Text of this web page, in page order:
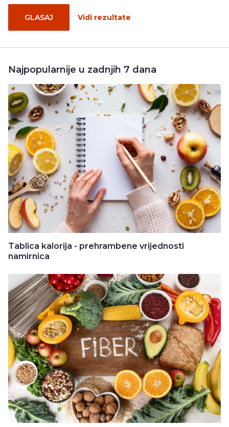
GLASAJ Vidi rezultate
Najpopularnije u zadnjih 7 dana
Tablica kalorija - prehrambene vrijednosti
namirnica